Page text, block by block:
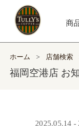
商
ホーム > 店舗検索
福岡空港店 お
2025.05.14 -